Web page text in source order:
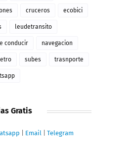
cruceros ecobici
leudetransito
conducir navegacion
subes trasnporte
Gratis
Email Telegram